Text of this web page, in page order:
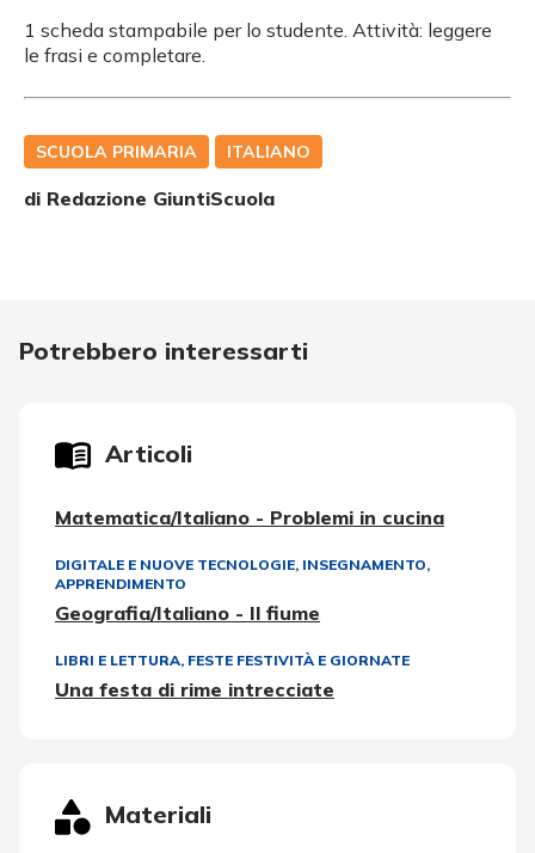
1 scheda stampabile per lo studente. Attività: leggere
le frasi e completare.
SCUOLA PRIMARIA ITALIANO
di Redazione GiuntiScuola
Potrebbero interessarti
Articoli
Matematica/Italiano - Problemi in cucina
DIGITALE E NUOVE TECNOLOGIE, INSEGNAMENTO,
APPRENDIMENTO
Geografia/Italiano - Il fiume
LIBRI E LETTURA, FESTE FESTIVITÀ E GIORNATE
Una festa di rime intrecciate
Materiali